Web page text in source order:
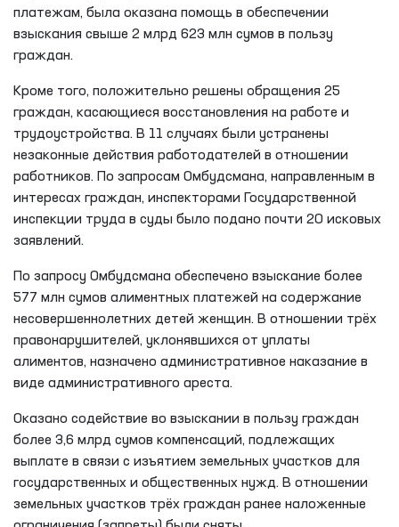
платежам, была оказана помощь в обеспечении
взыскания свыше 2 млрд 623 млн сумов в пользу
граждан.
Кроме того, положительно решены обращения 25
граждан, касающиеся восстановления на работе и
трудоустройства. В 11 случаях были устранены
незаконные действия работодателей в отношении
работников. По запросам Омбудсмана, направленным в
интересах граждан, инспекторами Государственной
инспекции труда в суды было подано почти 20 исковых
заявлений.
По запросу Омбудсмана обеспечено взыскание более
577 млн сумов алиментных платежей на содержание
несовершеннолетних детей женщин. В отношении трёх
правонарушителей, уклонявшихся от уплаты
алиментов, назначено административное наказание в
виде административного ареста.
Оказано содействие во взыскании в пользу граждан
более 3,6 млрд сумов компенсаций, подлежащих
выплате в связи с изъятием земельных участков для
государственных и общественных нужд. В отношении
земельных участков трёх граждан ранее наложенные